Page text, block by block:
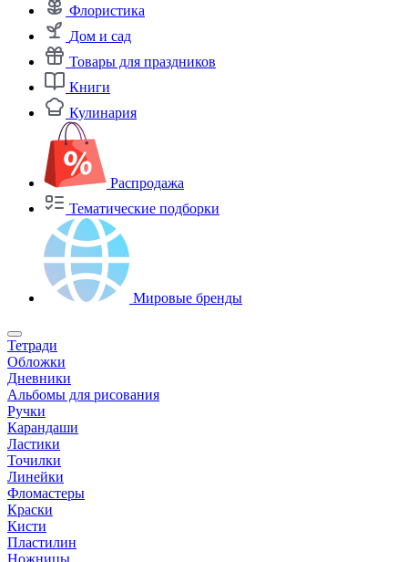
Флористика
Дом и сад
Товары для праздников
Книги
Кулинария
Распродажа
Тематические подборки
Мировые бренды
Тетради
Обложки
Дневники
Альбомы для рисования
Ручки
Карандаши
Ластики
Точилки
Линейки
Фломастеры
Краски
Кисти
Пластилин
Ножницы